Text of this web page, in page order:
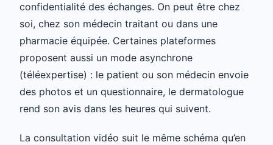
confidentialité des échanges. On peut être chez
soi, chez son médecin traitant ou dans une
pharmacie équipée. Certaines plateformes
proposent aussi un mode asynchrone
(téléexpertise) : le patient ou son médecin envoie
des photos et un questionnaire, le dermatologue
rend son avis dans les heures qui suivent.
La consultation vidéo suit le même schéma qu’en